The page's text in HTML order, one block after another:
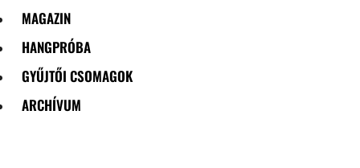
MAGAZIN
HANGPRÓBA
GYŰJTŐI CSOMAGOK
ARCHÍVUM